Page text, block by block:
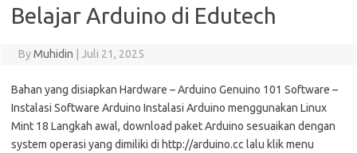
Belajar Arduino di Edutech
ByMuhidin Juli 21, 2025
Bahan yang disiapkan Hardware – Arduino Genuino 101 Software –
Instalasi Software Arduino Instalasi Arduino menggunakan Linux
Mint 18 Langkah awal, download paket Arduino sesuaikan dengan
system operasi yang dimiliki di http://arduino.cc lalu klik menu